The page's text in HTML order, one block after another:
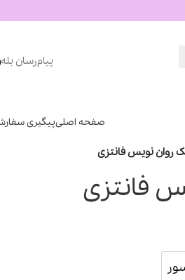
پیام‌رسان‌ بله
صفحه اصلیپیگیری
روان نویس فانتزی
فانتزی